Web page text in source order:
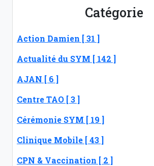
Catégorie
Action Damien [ 31 ]
Actualité du SYM [ 142 ]
AJAN [ 6 ]
Centre TAO [ 3 ]
Cérémonie SYM [ 19 ]
Clinique Mobile [ 43 ]
CPN & Vaccination [ 2 ]